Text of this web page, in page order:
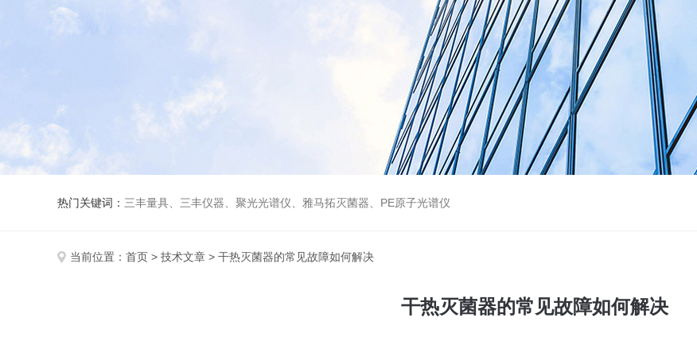
热门关键词： 三丰量具、三丰仪器、聚光光谱仪、雅马拓灭菌器、PE原子光谱仪
当前位置： 首页 > 技术文章 > 干热灭菌器的常见故障如何解决
干热灭菌器的常见故障如何解决